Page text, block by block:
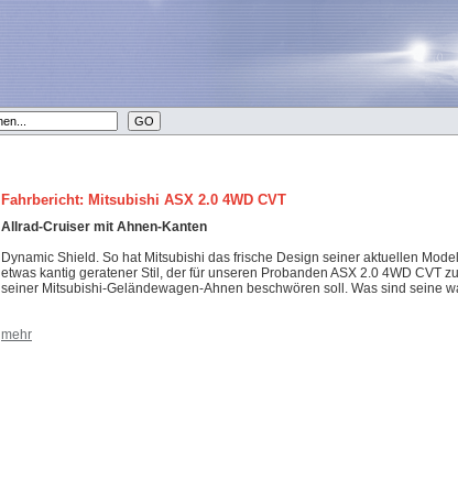
Fahrbericht: Mitsubishi ASX 2.0 4WD CVT
Allrad-Cruiser mit Ahnen-Kanten
Dynamic Shield. So hat Mitsubishi das frische Design seiner aktuellen
etwas kantig geratener Stil, der für unseren Probanden ASX 2.0 4WD CVT
seiner Mitsubishi-Geländewagen-Ahnen beschwören soll. Was sind seine
mehr